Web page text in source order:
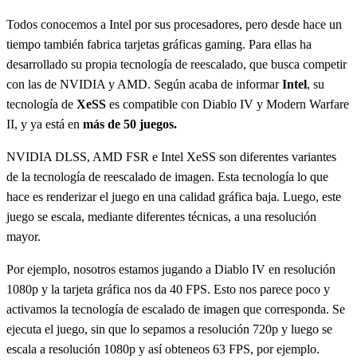
Todos conocemos a Intel por sus procesadores, pero desde hace un
tiempo también fabrica tarjetas gráficas gaming. Para ellas ha
desarrollado su propia tecnología de reescalado, que busca competir
con las de NVIDIA y AMD. Según acaba de informarIntel, su
tecnología de XeSS es compatible con Diablo IV y Modern Warfare
II, y ya está en más de 50 juegos.
NVIDIA DLSS, AMD FSR e Intel XeSS son diferentes variantes
de la tecnología de reescalado de imagen. Esta tecnología lo que
hace es renderizar el juego en una calidad gráfica baja. Luego, este
juego se escala, mediante diferentes técnicas, a una resolución
mayor.
Por ejemplo, nosotros estamos jugando a Diablo IV en resolución
1080p y la tarjeta gráfica nos da 40 FPS. Esto nos parece poco y
activamos la tecnología de escalado de imagen que corresponda. Se
ejecuta el juego, sin que lo sepamos a resolución 720p y luego se
escala a resolución 1080p y así obteneos 63 FPS, por ejemplo.